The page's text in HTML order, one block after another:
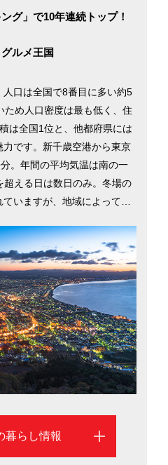
グ」で10年連続トップ！
ルメ王国
口は全国で8番目に多い約5
め人口密度は最も低く、住
は全国1位と、他都府県には
です。新千歳空港から東京
。年間の平均気温は南の一
える日は数日のみ。冬場の
いますが、地域によって環
然や、新鮮な海の幸・乳製品
い北海道ですが、「都道府
年連続トップ（2018）。生活
いる北海道の移住に役立つ
函館市を中心にご紹介しま
暮らし情報